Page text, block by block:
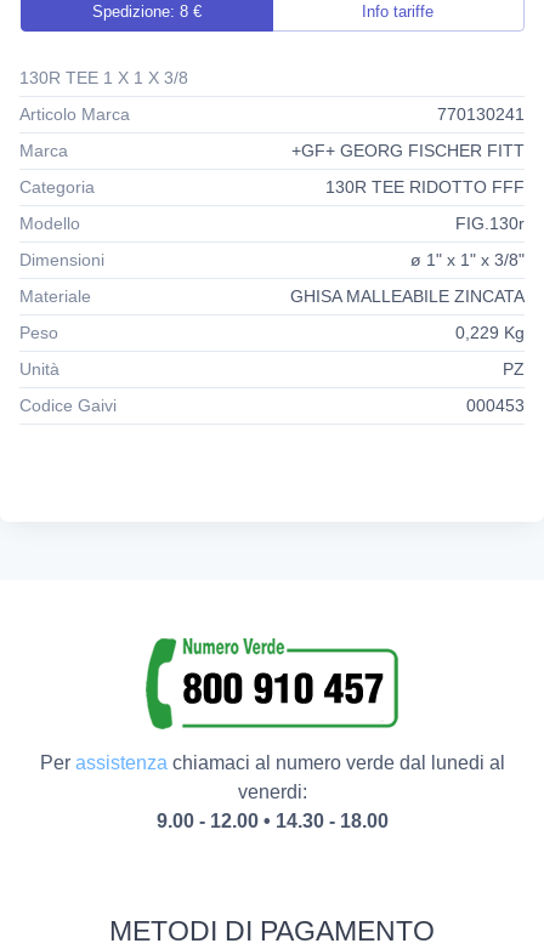
Spedizione: 8 € Info tariffe
130R TEE 1 X 1 X 3/8
Articolo Marca
770130241
Marca
+GF+ GEORG FISCHER FITT
Categoria
130R TEE RIDOTTO FFF
Modello
FIG.130r
Dimensioni
ø 1" x 1" x 3/8"
Materiale
GHISA MALLEABILE ZINCATA
Peso
0,229 Kg
Unità
PZ
Codice Gaivi
000453
Per assistenzachiamaci al numero verde dal lunedi al
venerdi:
9.00 - 12.00 • 14.30 - 18.00
METODI DI PAGAMENTO